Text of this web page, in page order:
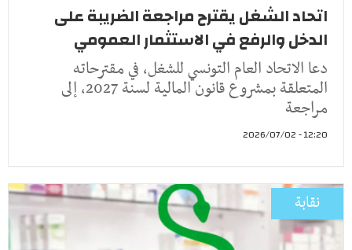
اتحاد الشغل يقترح مراجعة الضريبة على
الدخل والرفع في الاستثمار العمومي
دعا الاتحاد العام التونسي للشغل، في مقترحاته
المتعلقة بمشروع قانون المالية لسنة 2027، إلى
مراجعة
12:20 - 2026/07/02
نقابة